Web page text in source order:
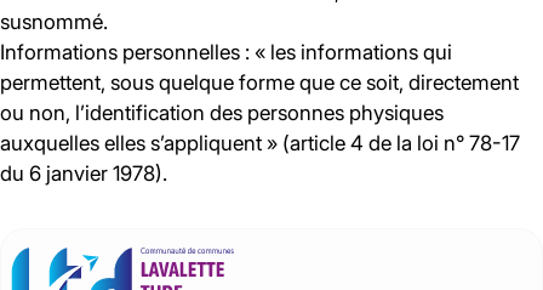
susnommé.
Informations personnelles : « les informations qui
permettent, sous quelque forme que ce soit, directement
ou non, l’identification des personnes physiques
auxquelles elles s’appliquent » (article 4 de la loi n° 78-17
du 6 janvier 1978).